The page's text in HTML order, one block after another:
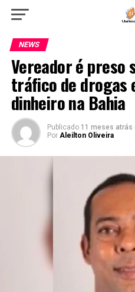
NEWS
Vereador é preso
tráfico de drogas
dinheiro na Bahia
Publicado 11 meses atrás
Por Aleilton Oliveira